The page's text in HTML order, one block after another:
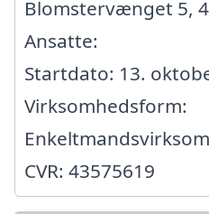
Blomstervænget 5,
Ansatte:
Startdato: 13.
Virksomhedsform:
CVR: 43575619